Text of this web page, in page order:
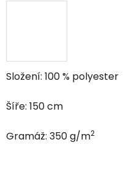
Složení: 100 % polyester
Šíře: 150 cm
Gramáž: 350 g/m2